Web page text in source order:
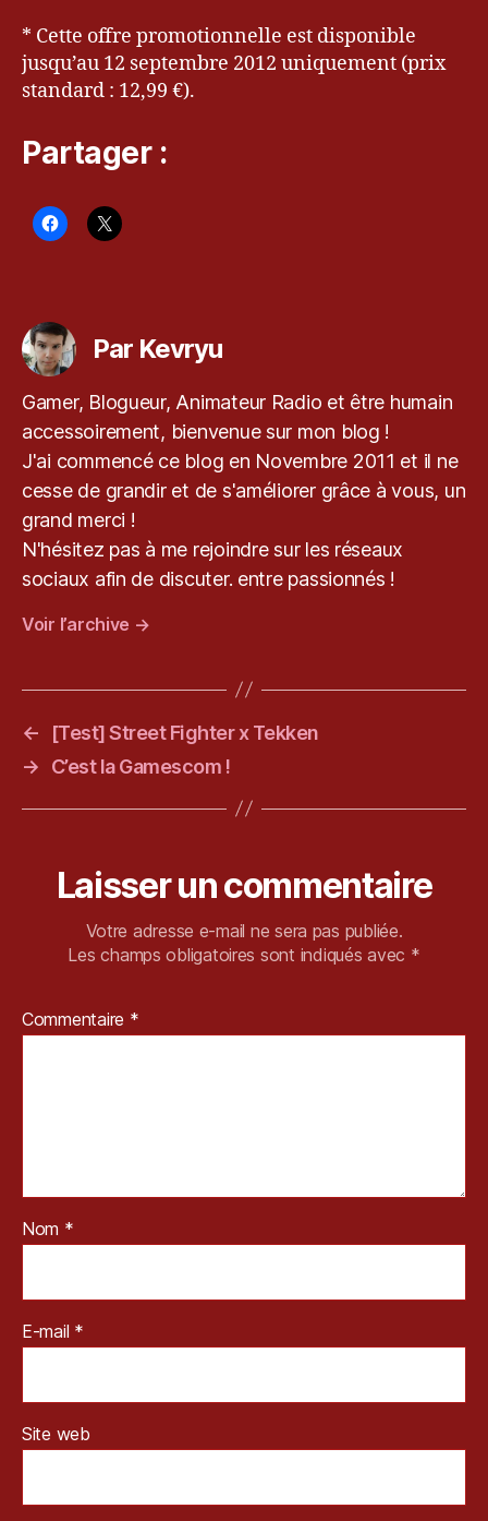
* Cette offre promotionnelle est disponible
jusqu’au 12 septembre 2012 uniquement (prix
standard : 12,99 €).
Partager :
a
l
F
t
s
y
P
C
,
S
u
a
r
e
E
i
Par Kevryu
Gamer, Blogueur, Animateur Radio et être humain
accessoirement, bienvenue sur mon blog !
J'ai commencé ce blog en Novembre 2011 et il ne
cesse de grandir et de s'améliorer grâce à vous, un
grand merci !
N'hésitez pas à me rejoindre sur les réseaux
sociaux afin de discuter. entre passionnés !
Voir l’archive →
←
[Test] Street Fighter x Tekken
→
C’est la Gamescom !
Laisser un commentaire
Votre adresse e-mail ne sera pas publiée.
Les champs obligatoires sont indiqués avec *
Commentaire *
Nom *
E-mail *
Site web